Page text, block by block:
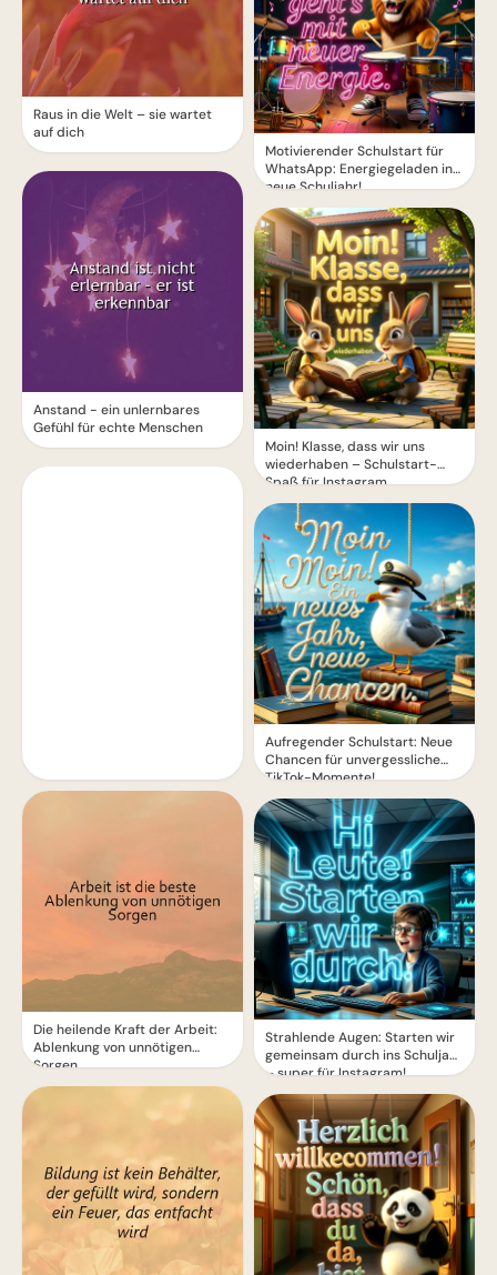
Raus in die Welt – sie wartet
auf dich
Anstand - ein unlernbares
Gefühl für echte Menschen
Die heilende Kraft der Arbeit:
Ablenkung von unnötigen
Sorgen
Motivierender Schulstart für
WhatsApp: Energiegeladen ins
neue Schuljahr!
Moin! Klasse, dass wir uns
wiederhaben – Schulstart-
Spaß für Instagram
Aufregender Schulstart: Neue
Chancen für unvergessliche
TikTok-Momente!
Strahlende Augen: Starten wir
gemeinsam durch ins Schuljahr
– super für Instagram!